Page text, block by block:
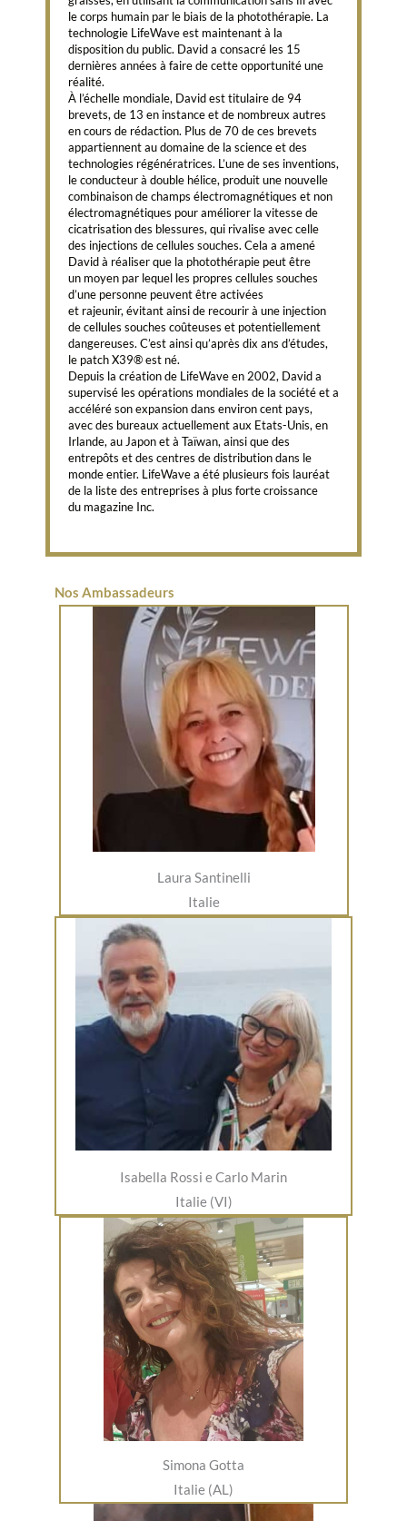
le corps humain par le biais de la photothérapie. La
technologie LifeWave est maintenant à la
disposition du public. David a consacré les 15
dernières années à faire de cette opportunité une
réalité.
À l’échelle mondiale, David est titulaire de 94
brevets, de 13 en instance et de nombreux autres
en cours de rédaction. Plus de 70 de ces brevets
appartiennent au domaine de la science et des
technologies régénératrices. L’une de ses inventions,
le conducteur à double hélice, produit une nouvelle
combinaison de champs électromagnétiques et non
électromagnétiques pour améliorer la vitesse de
cicatrisation des blessures, qui rivalise avec celle
des injections de cellules souches. Cela a amené
David à réaliser que la photothérapie peut être
un moyen par lequel les propres cellules souches
d’une personne peuvent être activées
et rajeunir, évitant ainsi de recourir à une injection
de cellules souches coûteuses et potentiellement
dangereuses. C’est ainsi qu’après dix ans d’études,
le patch X39® est né.
Depuis la création de LifeWave en 2002, David a
supervisé les opérations mondiales de la société et a
accéléré son expansion dans environ cent pays,
avec des bureaux actuellement aux Etats-Unis, en
Irlande, au Japon et à Taïwan, ainsi que des
entrepôts et des centres de distribution dans le
monde entier. LifeWave a été plusieurs fois lauréat
de la liste des entreprises à plus forte croissance
du magazine Inc.
Nos Ambassadeurs
Laura Santinelli
Italie
Isabella Rossi e Carlo Marin
Italie (VI)
Simona Gotta
Italie (AL)